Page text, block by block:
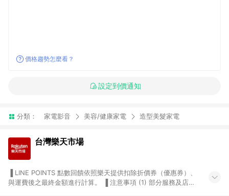
價格趨勢怎麼看？
設定到價通知
分類： 家電影音 美容/健康家電 造型美髮家電
台灣樂天市場
與運費後之最終金額進行計算。 ▐ 注意事項 (1) 部分服務及店家